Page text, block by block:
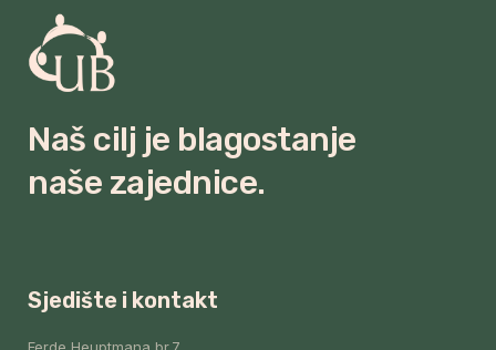
Naš cilj je blagostanje
naše zajednice.
Sjedište i kontakt